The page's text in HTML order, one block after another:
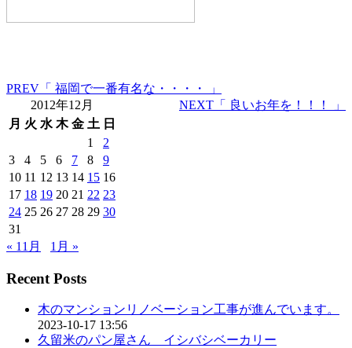
PREV 「 福岡で一番有名な・・・・ 」
NEXT 「 良いお年を！！！ 」
2012年12月
月 火 水 木 金 土 日
1
2
3
4 5 6 7 8
9
10 11 12 13 14 15 16
17 18 19 20 21 22 23
24 25 26 27 28 29 30
31
« 11月
1月 »
Recent Posts
木のマンションリノベーション工事が進んでいます。
2023-10-17 13:56
久留米のパン屋さん イシバシベーカリー